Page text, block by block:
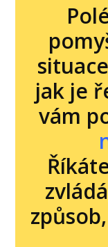
jak je
vám